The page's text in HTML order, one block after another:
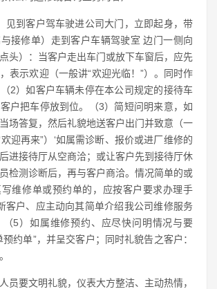
见到客户驾车驶进公司大门，立即起身，带
与接修单）走到客户车辆驾驶室 边门一侧向
头）：当客户走出车门或放下车窗后，应先
表示欢迎（一般讲“欢迎光临！”）。同时作
2）如客户车辆未停在本公司规定的接待车
户把车停放到位。（3）简短问明来意，如
场答复，然后礼貌地送客户出门并致意（一
欢迎再来”）‘如属需诊断、报价或进厂维修的
进接待厅从空商洽；或让客户先到接待厅休
检测诊断后，再与客户商洽。情况简单的或
维修单或预约单的，应按客户要求办理手
客户、应主动向其简单介绍我公司维修服务
（5）如属维修预约、应尽快问明情况与要
预约单”，并呈交客户；同时礼貌告之客户：
员要文明礼貌，仪表大方整洁、主动热情，